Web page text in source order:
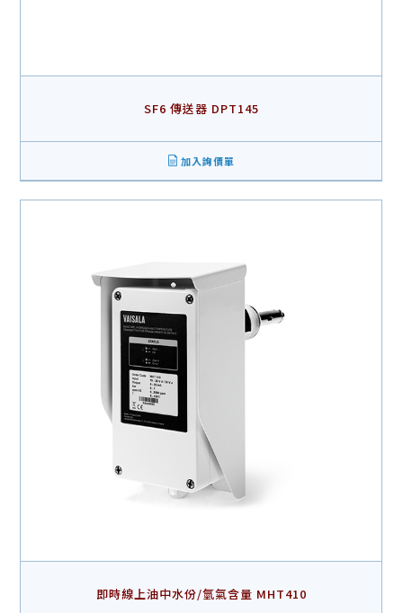
SF6 傳送器 DPT145
加入詢價單
即時線上油中水份/氫氣含量 MHT410